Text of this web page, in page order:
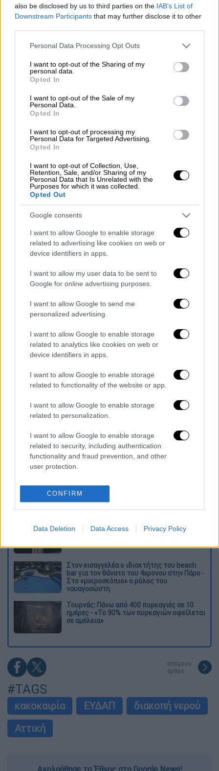
also be disclosed by us to third parties on the IAB’s List of
Downstream Participants that may further disclose it to other
Please note that this website/app uses one or more Google
not limited to your visit or usage behaviour. You may click to
grant or deny consent to Google and its third-party tags to
use your data for below specified purposes in below Google
consent section.
Personal Data Processing Opt Outs
I want to opt-out of the Sharing of my
personal data.
Opted In
I want to opt-out of the Sale of my
Personal Data.
Opted In
I want to opt-out of processing my
Personal Data for Targeted Advertising.
Opted In
I want to opt-out of Collection, Use,
Retention, Sale, and/or Sharing of my
Personal Data that Is Unrelated with the
Purposes for which it was collected.
Opted Out
Google consents
I want to allow Google to enable storage
related to advertising like cookies on web or
device identifiers in apps.
I want to allow my user data to be sent to
Google for online advertising purposes.
I want to allow Google to send me
personalized advertising.
I want to allow Google to enable storage
related to analytics like cookies on web or
device identifiers in apps.
I want to allow Google to enable storage
related to functionality of the website or app.
I want to allow Google to enable storage
related to personalization.
I want to allow Google to enable storage
related to security, including authentication
functionality and fraud prevention, and other
user protection.
CONFIRM
Data Deletion Data Access Privacy Policy
Όπως αναφέρει σε σχετική ανακοίνωση, οι
δήμους Αγίας Παρασκευής, Μαραθώνος,
Παιανίας, Πεντέλης και Ραφήνας –
Πικερμίουκαι είχαν προγραμματιστεί για την
Απριλίου αναβάλλονται, λόγω των έκτακτων
καιρικών φαινομένων που αναμένονται.
ΔΙΑΒΑΣΤΕ ΕΠΙΣΗΣ
Ελλάδα|30.03.2026 14:17
Αναβλήθηκε η δίκη του «Φραπέ» για
απείθεια - Στις 29 Οκτωβρίου 2027 η
νέα δικάσιμος
Η ΕΥΔΑΠ αναφέρει ότι θα
εργασιών.
Τα σχολιά σας δημοσιεύονται άμεσα με δική σας ευθύνη. Το
διαγράφονται
καταχώρηση
Διαβάστε ακόμη
O στρατηγός ήταν σχιζοφρενής, εμμονικός,
πλησίαζε τα 75 όταν τον αντάμωσε η δόξα –
Εκείνος που άλλαξε την πορεία της
Ιστορίας!
Ελισάβετ Κωνσταντινίδου στο ethnos.gr:
«Κάθε πόλεμος είναι ένας εμφύλιος, όλοι
Στον εισαγγελέα ο ιδιοκτήτης του beach
bar για τον θάνατο του 4χρονου στην Πάρο -
Στο «μικροσκόπιο» ο ρόλος του
ναυαγοσώστη
Τουρνάς: Πάνω από 400 πυρκαγιές σε 10
ημέρες - «Το 90% των πυρκαγιών οφείλεται
σε αμέλεια»
επόμενο
άρθρο
#TAGS
κακοκαιρία ΕΥΔΑΠ
διακοπή νερού
Αττική